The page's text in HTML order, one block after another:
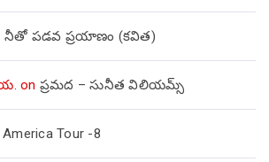
నీతో పడవ ప్రయాణం (కవిత)
య. on ప్రమద – సునీత విలియమ్స్
America Tour -8